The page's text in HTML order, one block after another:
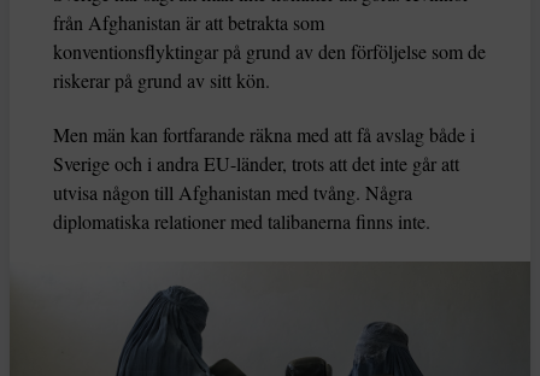
från Afghanistan är att betrakta som
konventionsflyktingar på grund av den förföljelse som de
riskerar på grund av sitt kön.
Men män kan fortfarande räkna med att få avslag både i
Sverige och i andra EU-länder, trots att det inte går att
utvisa någon till Afghanistan med tvång. Några
diplomatiska relationer med talibanerna finns inte.